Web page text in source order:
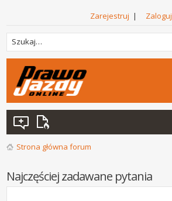
Zarejestruj | Zaloguj
Strona główna forum
Najczęściej zadawane pytania